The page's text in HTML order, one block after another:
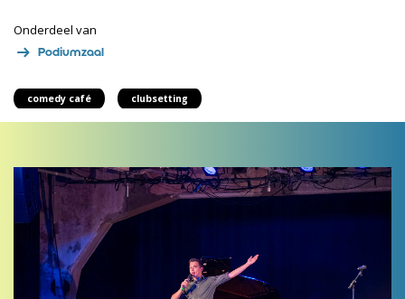
Onderdeel van
Podiumzaal
comedy café clubsetting